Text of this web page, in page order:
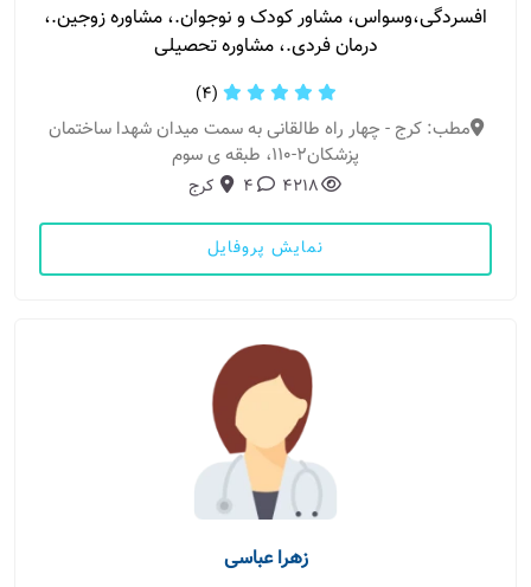
افسردگی،وسواس، مشاور کودک و نوجوان.، مشاوره زوجین.،
درمان فردی.، مشاوره تحصیلی
(4)
مطب: کرج - چهار راه طالقانی به سمت میدان شهدا ساختمان
پزشکان2-110، طبقه ی سوم
4218
4 کرج
نمایش پروفایل
زهرا عباسی